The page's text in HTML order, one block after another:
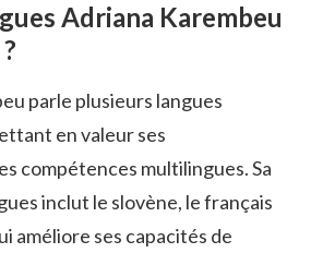
Adriana Karembeu
parle plusieurs langues
en valeur ses
compétences multilingues. Sa
inclut le slovène, le français
améliore ses capacités de